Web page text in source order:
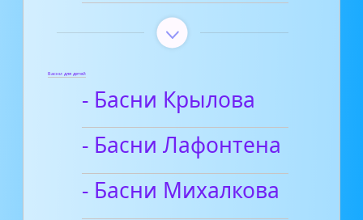
Басни для детей
- Басни Крылова
- Басни Лафонтена
- Басни Михалкова